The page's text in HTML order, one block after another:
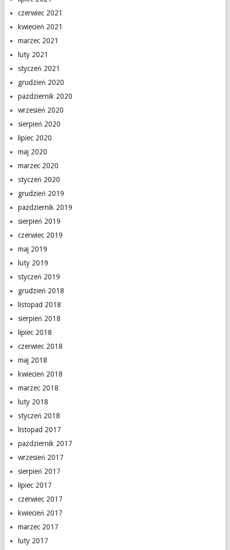
czerwiec 2021
kwiecień 2021
marzec 2021
luty 2021
styczeń 2021
grudzień 2020
październik 2020
wrzesień 2020
sierpień 2020
lipiec 2020
maj 2020
marzec 2020
styczeń 2020
grudzień 2019
październik 2019
sierpień 2019
czerwiec 2019
maj 2019
luty 2019
styczeń 2019
grudzień 2018
listopad 2018
sierpień 2018
lipiec 2018
czerwiec 2018
maj 2018
kwiecień 2018
marzec 2018
luty 2018
styczeń 2018
listopad 2017
październik 2017
wrzesień 2017
sierpień 2017
lipiec 2017
czerwiec 2017
kwiecień 2017
marzec 2017
luty 2017